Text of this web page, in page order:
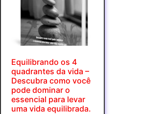
Equilibrando os 4
quadrantes da vida –
Descubra como você
pode dominar o
essencial para levar
uma vida equilibrada.